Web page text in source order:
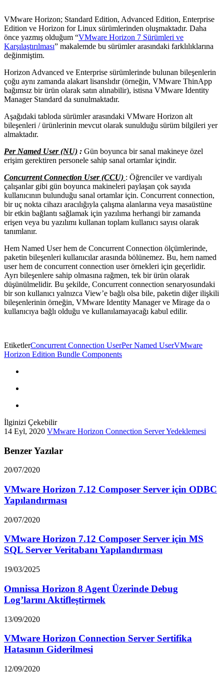
VMware Horizon; Standard Edition, Advanced Edition, Enterprise
Edition ve Horizon for Linux sürümlerinden oluşmaktadır. Daha
önce yazmış olduğum “VMware Horizon 7 Sürümleri ve
Karşılaştırılması” makalemde bu sürümler arasındaki farklılıklarına
değinmiştim.
Horizon Advanced ve Enterprise sürümlerinde bulunan bileşenlerin
çoğu aynı zamanda alakart lisanslıdır (örneğin, VMware ThinApp
bağımsız bir ürün olarak satın alınabilir), istisna VMware Identity
Manager Standard da sunulmaktadır.
Aşağıdaki tabloda sürümler arasındaki VMware Horizon alt
bileşenleri / ürünlerinin mevcut olarak sunulduğu sürüm bilgileri yer
almaktadır.
Per Named User (NU) : Gün boyunca bir sanal makineye özel
erişim gerektiren personele sahip sanal ortamlar içindir.
ConcurrentConnection User (CCU) : Öğrenciler ve vardiyalı
çalışanlar gibi gün boyunca makineleri paylaşan çok sayıda
kullanıcının bulunduğu sanal ortamlar için. Concurrent connection,
bir uç nokta cihazı aracılığıyla çalışma alanlarına veya masaüstüne
bir etkin bağlantı sağlamak için yazılıma herhangi bir zamanda
erişen veya bu yazılımı kullanan toplam kullanıcı sayısı olarak
tanımlanır.
Hem Named User hem de Concurrent Connection ölçümlerinde,
paketin bileşenleri kullanıcılar arasında bölünemez. Bu, hem named
user hem de concurrent connection user örnekleri için geçerlidir.
Ayrı bileşenlere sahip olmasına rağmen, tek bir ürün olarak
düşünülmelidir. Bu şekilde, Concurrent connection senaryosundaki
bir son kullanıcı yalnızca View’e bağlı olsa bile, paketin diğer ilişkili
bileşenlerinin örneğin, VMware Identity Manager ve Mirage da o
kullanıcıya bağlı olduğu ve kullanılamayacağı kabul edilir.
EtiketlerConcurrent Connection UserPer Named UserVMware
Horizon Edition Bundle Components
İlginizi Çekebilir
14 Eyl, 2020 VMware Horizon Connection Server Yedeklemesi
Benzer Yazılar
20/07/2020
VMware Horizon 7.12 Composer Server için ODBC
Yapılandırması
20/07/2020
VMware Horizon 7.12 Composer Server için MS
SQL Server Veritabanı Yapılandırması
19/03/2025
Omnissa Horizon 8 Agent Üzerinde Debug
Log’larını Aktifleştirmek
13/09/2020
VMware Horizon Connection Server Sertifika
Hatasının Giderilmesi
12/09/2020